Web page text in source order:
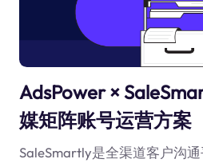
AdsPower ×
媒矩阵账号运营方案
SaleSmartly是全渠道客户沟